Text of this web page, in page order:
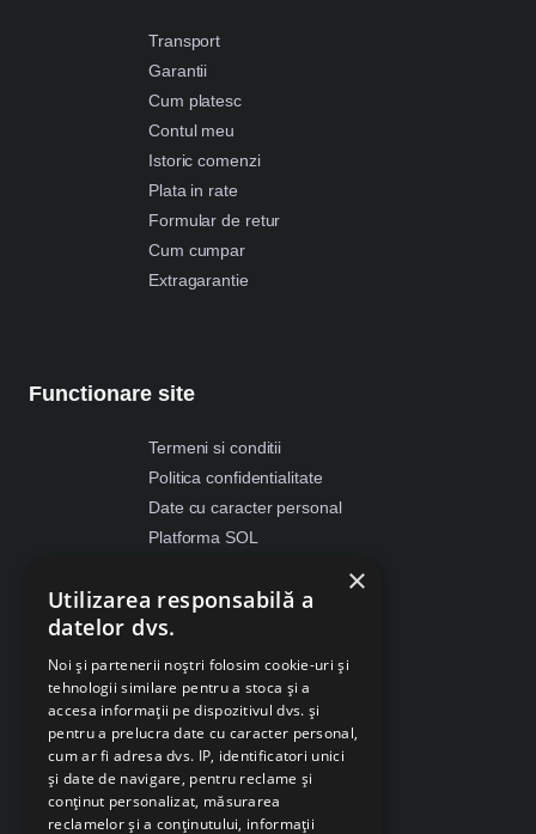
Transport
Garantii
Cum platesc
Contul meu
Istoric comenzi
Plata in rate
Formular de retur
Cum cumpar
Extragarantie
Functionare site
Termeni si conditii
Politica confidentialitate
Date cu caracter personal
Platforma SOL
Despre Cookies
Retragere din contract
×
Utilizarea responsabilă a
datelor dvs.
Noi și partenerii noștri folosim cookie-uri și
tehnologii similare pentru a stoca și a
accesa informații pe dispozitivul dvs. și
pentru a prelucra date cu caracter personal,
cum ar fi adresa dvs. IP, identificatori unici
și date de navigare, pentru reclame și
conținut personalizat, măsurarea
reclamelor și a conținutului, informații